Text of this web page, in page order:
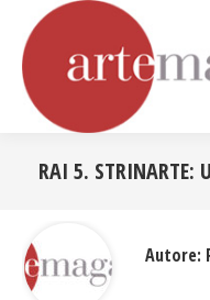
RAI 5. STRINARTE:
Autore: